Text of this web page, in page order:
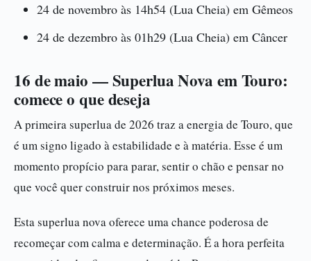
24 de novembro às 14h54 (Lua Cheia) em Gêmeos
24 de dezembro às 01h29 (Lua Cheia) em Câncer
16 de maio — Superlua Nova em Touro:
comece o que deseja
A primeira superlua de 2026 traz a energia de Touro, que
é um signo ligado à estabilidade e à matéria. Esse é um
momento propício para parar, sentir o chão e pensar no
que você quer construir nos próximos meses.
Esta superlua nova oferece uma chance poderosa de
recomeçar com calma e determinação. É a hora perfeita